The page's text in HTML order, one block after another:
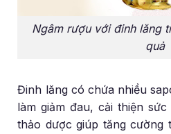
Ngâm rượu với đinh lăng
quả
Đinh lăng có chứa nhiều
làm giảm đau, cải thiện
thảo dược giúp tăng cường